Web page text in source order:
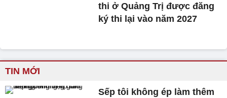
thi ở Quảng Trị được đăng
ký thi lại vào năm 2027
TIN MỚI
Sếp tôi không ép làm thêm